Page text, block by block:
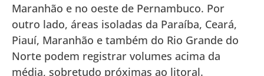
Maranhão e no oeste de Pernambuco. Por
outro lado, áreas isoladas da Paraíba, Ceará,
Piauí, Maranhão e também do Rio Grande do
Norte podem registrar volumes acima da
média, sobretudo próximas ao litoral.